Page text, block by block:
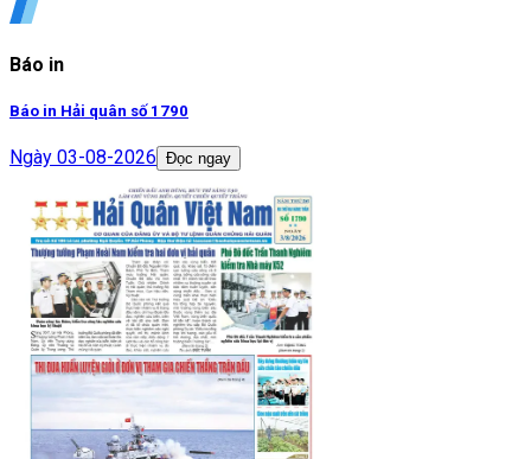
Báo in
Báo in Hải quân số 1790
Ngày 03-08-2026 Đọc ngay